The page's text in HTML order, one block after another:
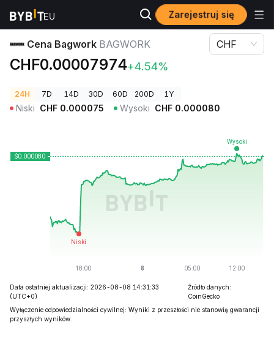
Zarejestruj się
Ceny kryptowalut Cena Bagwork BAGWORK
Cena Bagwork BAGWORK
CHF0.00007974+4.54%
CHF
24H 7D 14D 30D 60D 200D 1Y
Niski CHF 0.000075 Wysoki CHF 0.000080
Data ostatniej aktualizacji: 2026-08-08 14:31:33
(UTC+0)
Źródło danych:
CoinGecko
Wyłączenie odpowiedzialności cywilnej: Wyniki z przeszłości nie stanowią gwarancji
przyszłych wyników.